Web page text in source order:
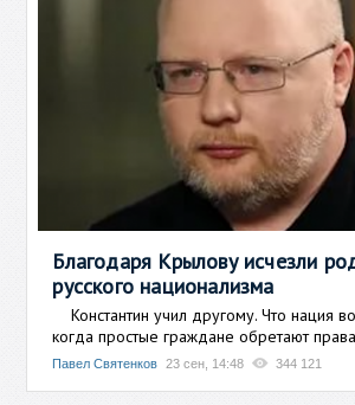
Благодаря Крылову исчезли
русского национализма
Константин учил другому. Что нация
когда простые граждане обретают
Павел Святенков 23 сен, 14:48 344 121